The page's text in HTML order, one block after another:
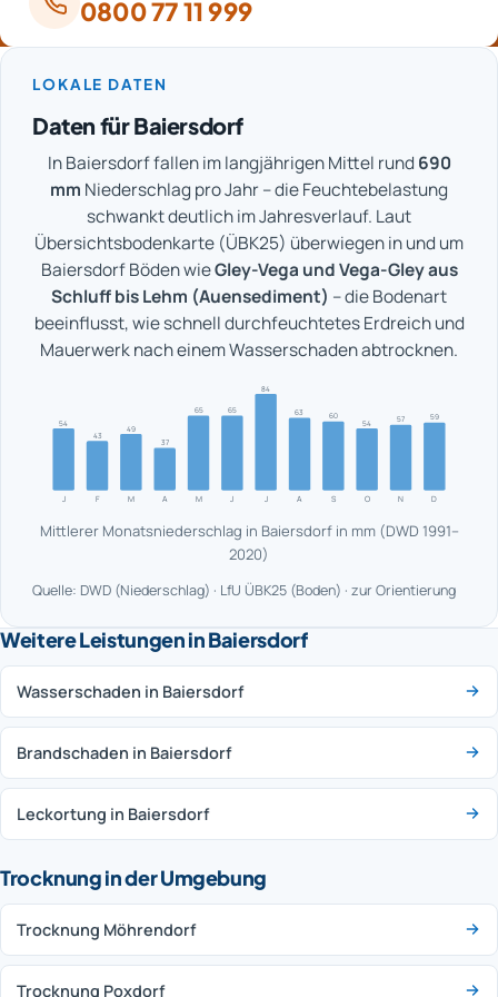
0800 77 11 999
LOKALE DATEN
Daten für Baiersdorf
In Baiersdorf fallen im langjährigen Mittel rund 690
mm Niederschlag pro Jahr – die Feuchtebelastung
schwankt deutlich im Jahresverlauf. Laut
Übersichtsbodenkarte (ÜBK25) überwiegen in und um
Baiersdorf Böden wieGley-Vega und Vega-Gley aus
Schluff bis Lehm (Auensediment) – die Bodenart
beeinflusst, wie schnell durchfeuchtetes Erdreich und
Mauerwerk nach einem Wasserschaden abtrocknen.
J
54
F
43
M
49
A
37
M
65
J
65
J
84
A
63
S
60
O
54
N
57
D
59
Mittlerer Monatsniederschlag in Baiersdorf in mm (DWD 1991–
2020)
Quelle: DWD (Niederschlag) · LfU ÜBK25 (Boden) · zur Orientierung
Weitere Leistungen in Baiersdorf
Wasserschaden in Baiersdorf
Brandschaden in Baiersdorf
Leckortung in Baiersdorf
Trocknung in der Umgebung
Trocknung Möhrendorf
Trocknung Poxdorf